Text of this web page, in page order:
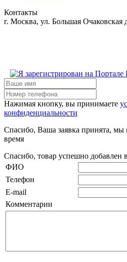
Контакты
г. Москва, ул. Большая Очаковская
Нажимая кнопку, вы принимаете
конфиденциальности
Спасибо, Ваша заявка принята,
время
Спасибо, товар успешно добавлен
ФИО
Телефон
E-mail
Комментарии